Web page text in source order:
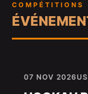
COMPÉTITIONS
07 NOV 2026 US